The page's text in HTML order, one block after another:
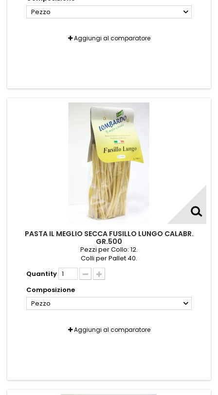
Pezzo
Aggiungi al comparatore
PASTA IL MEGLIO SECCA FUSILLO LUNGO CALABR.
GR.500
Pezzi per Collo: 12.
Colli per Pallet 40.
Quantity
Composizione
Pezzo
Aggiungi al comparatore